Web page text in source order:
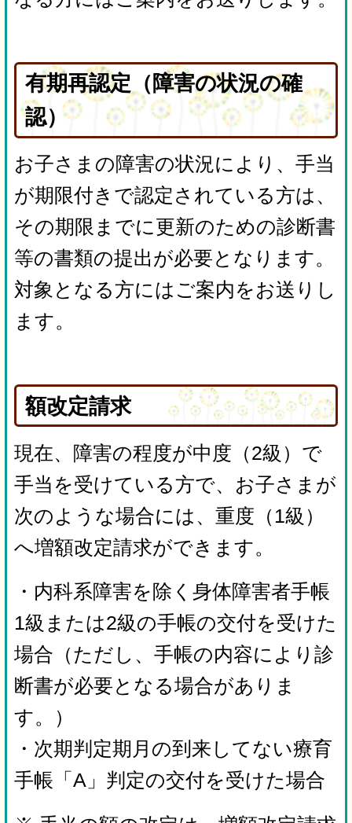
有期再認定（障害の状況の確
認）
お子さまの障害の状況により、手当
が期限付きで認定されている方は、
その期限までに更新のための診断書
等の書類の提出が必要となります。
対象となる方にはご案内をお送りし
ます。
額改定請求
現在、障害の程度が中度（2級）で
手当を受けている方で、お子さまが
次のような場合には、重度（1級）
へ増額改定請求ができます。
・内科系障害を除く身体障害者手帳
1級または2級の手帳の交付を受けた
場合（ただし、手帳の内容により診
断書が必要となる場合がありま
す。）
・次期判定期月の到来してない療育
手帳「A」判定の交付を受けた場合